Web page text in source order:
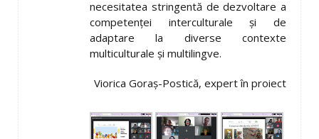
necesitatea stringentă de dezvoltare a
competenței interculturale și de
adaptare la diverse contexte
multiculturale și multilingve.
Viorica Goraș-Postică, expert în proiect